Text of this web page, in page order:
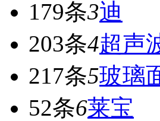
179条3迪
203条4超声
217条5玻璃
52条6莱宝